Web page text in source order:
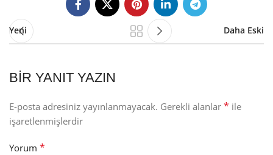
Yeni Daha Eski
BIR YANIT YAZIN
E-posta adresiniz yayınlanmayacak. Gerekli alanlar * ile
işaretlenmişlerdir
Yorum *